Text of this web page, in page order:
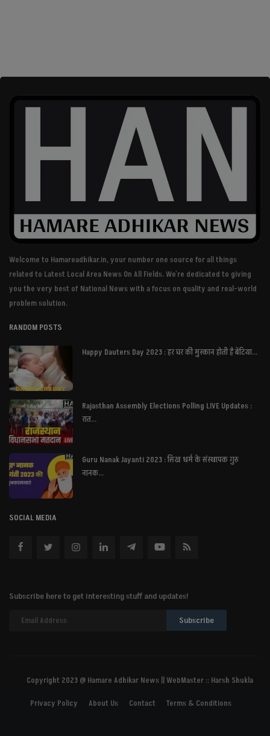
Welcome to Hamareadhikar.in, your number one source for all things
related to Latest Local Area News On All Fields. We're dedicated to giving
you the very best of National News with a focus on quality and real-world
problem solution.
RANDOM POSTS
Happy Dauters Day 2023 : हर घर की मुस्कान होती है बेटिया...
Rajasthan Assembly Elections Polling LIVE Updates :
रात...
Guru Nanak Jayanti 2023 : सिख धर्म के संस्थापक गुरु
नानक...
SOCIAL MEDIA
Subscribe here to get interesting stuff and updates!
Subscribe
Copyright 2023 @ Hamare Adhikar News || WebMaster :: Harsh Shukla
Privacy Policy About Us Contact Terms & Conditions